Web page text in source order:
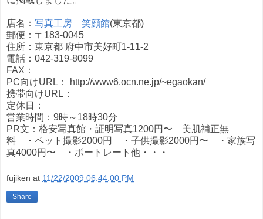
店名： 写真工房 笑顔館(東京都)
郵便：〒183-0045
住所：東京都 府中市美好町1-11-2
電話：042-319-8099
FAX：
PC向けURL： http://www6.ocn.ne.jp/~egaokan/
携帯向けURL：
定休日：
営業時間：9時～18時30分
PR文：格安写真館・証明写真1200円〜 美肌補正無
料 ・ペット撮影2000円 ・子供撮影2000円〜 ・家族写
真4000円〜 ・ポートレート他・・・
fujiken at 11/22/2009 06:44:00 PM
Share